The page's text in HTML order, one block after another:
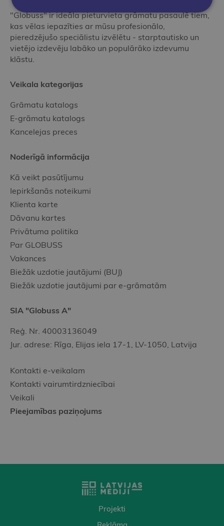
"Globuss" ir ideāla pieturvieta grāmatu pasaulē tiem,
kas vēlas iepazīties ar mūsu profesionālo,
pieredzējušo speciālistu izvēlētu - starptautisko un
vietējo izdevēju labāko un populārāko izdevumu
klāstu.
Veikala kategorijas
Grāmatu katalogs
E-grāmatu katalogs
Kancelejas preces
Noderīgā informācija
Kā veikt pasūtījumu
Iepirkšanās noteikumi
Klienta karte
Dāvanu kartes
Privātuma politika
Par GLOBUSS
Vakances
Biežāk uzdotie jautājumi (BUJ)
Biežāk uzdotie jautājumi par e-grāmatām
SIA "Globuss A"
Reģ. Nr. 40003136049
Jur. adrese: Rīga, Elijas iela 17-1, LV-1050, Latvija
Kontakti e-veikalam
Kontakti vairumtirdzniecībai
Veikali
Pieejamības paziņojums
Projekti